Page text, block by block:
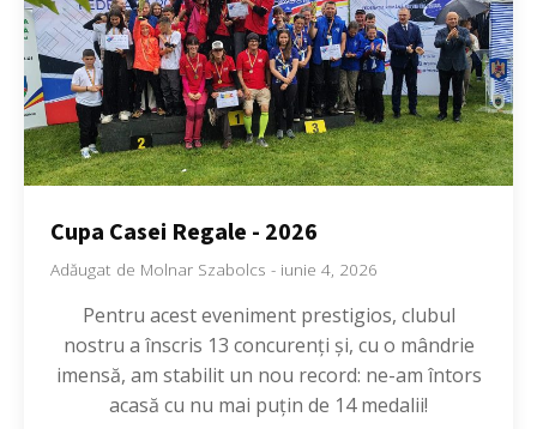
Cupa Casei Regale - 2026
Adăugat de Molnar Szabolcs - iunie 4, 2026
Pentru acest eveniment prestigios, clubul
nostru a înscris 13 concurenți și, cu o mândrie
imensă, am stabilit un nou record: ne-am întors
acasă cu nu mai puțin de 14 medalii!